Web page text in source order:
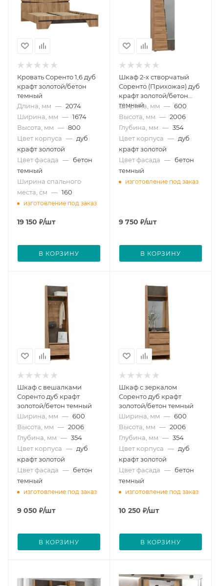
Кровать Соренто 1,6 дуб
крафт золотой/бетон
темный
Длина, мм — 2074
Ширина, мм — 1674
Высота, мм — 800
Цвет корпуса — дуб
крафт золотой
Цвет фасада — бетон
темный
Ширина спального
места, см — 160
изготовление под заказ
19 150 ₽/шт
В КОРЗИНУ
Шкаф 2-х створчатый
Соренто (Прихожая) дуб
крафт золотой/бетон
темный
Ширина, мм — 600
Высота, мм — 2006
Глубина, мм — 354
Цвет корпуса — дуб
крафт золотой
Цвет фасада — бетон
темный
изготовление под заказ
9 750 ₽/шт
В КОРЗИНУ
Шкаф с вешалками
Соренто дуб крафт
золотой/бетон темный
Ширина, мм — 600
Высота, мм — 2006
Глубина, мм — 354
Цвет корпуса — дуб
крафт золотой
Цвет фасада — бетон
темный
изготовление под заказ
9 050 ₽/шт
В КОРЗИНУ
Шкаф с зеркалом
Соренто дуб крафт
золотой/бетон темный
Ширина, мм — 600
Высота, мм — 2006
Глубина, мм — 354
Цвет корпуса — дуб
крафт золотой
Цвет фасада — бетон
темный
изготовление под заказ
10 250 ₽/шт
В КОРЗИНУ